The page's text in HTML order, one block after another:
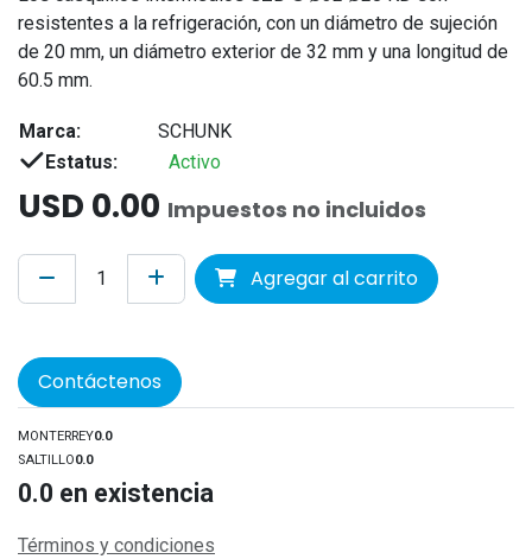
resistentes a la refrigeración, con un diámetro de sujeción
de 20 mm, un diámetro exterior de 32 mm y una longitud de
60.5 mm.
Marca:
SCHUNK
Estatus:
Activo
USD 0.00 Impuestos no incluidos
Agregar al carrito
Contáctenos
MONTERREY0.0
SALTILLO0.0
0.0 en existencia
Términos y condiciones